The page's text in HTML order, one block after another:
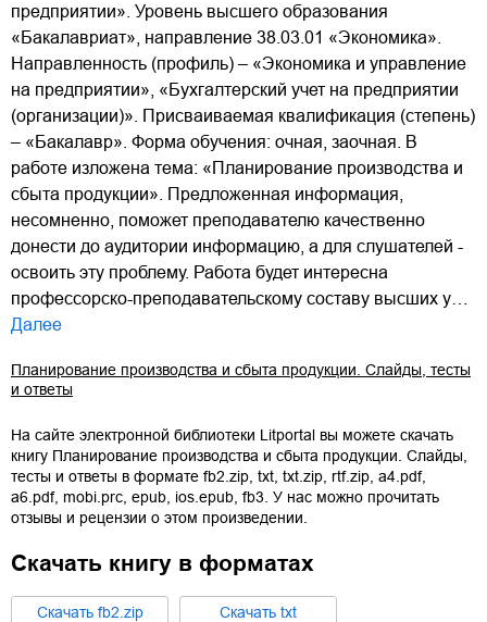
предприятии». Уровень высшего образования
«Бакалавриат», направление 38.03.01 «Экономика».
Направленность (профиль) – «Экономика и управление
на предприятии», «Бухгалтерский учет на предприятии
(организации)». Присваиваемая квалификация (степень)
– «Бакалавр». Форма обучения: очная, заочная. В
работе изложена тема: «Планирование производства и
сбыта продукции». Предложенная информация,
несомненно, поможет преподавателю качественно
донести до аудитории информацию, а для слушателей -
освоить эту проблему. Работа будет интересна
профессорско-преподавательскому составу высших у…
Далее
Планирование производства и сбыта продукции. Слайды, тесты
и ответы
На сайте электронной библиотеки Litportal вы можете скачать
книгу Планирование производства и сбыта продукции. Слайды,
тесты и ответы в формате fb2.zip txt txt.zip rtf.zip a4.pdf,
a6.pdf, mobi.prc epub ios.epub fb3 . У нас можно прочитать
отзывы и рецензии о этом произведении.
Скачать книгу в форматах
Cкачать fb2.zip Cкачать txt